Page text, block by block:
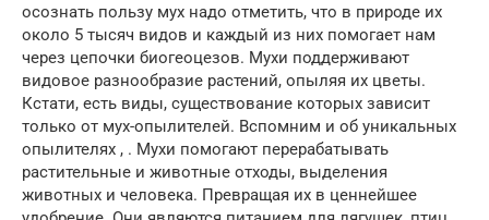
осознать пользу мух надо отметить, что в природе их
около 5 тысяч видов и каждый из них помогает нам
через цепочки биогеоцезов. Мухи поддерживают
видовое разнообразие растений, опыляя их цветы.
Кстати, есть виды, существование которых зависит
только от мух-опылителей. Вспомним и об уникальных
опылителях , . Мухи помогают перерабатывать
растительные и животные отходы, выделения
животных и человека. Превращая их в ценнейшее